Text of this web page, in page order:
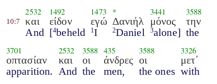
10:7
2532
και
And
1492
είδον
[4beheld
1473
εγώ
1I
*
Δανιήλ
2Daniel
3441
μόνος
3alone]
3588
την
the
3701
οπτασίαν
apparition.
2532
και
And
3588
οι
the
435
άνδρες
men,
3588
οι
the ones
3326
μετ΄
with